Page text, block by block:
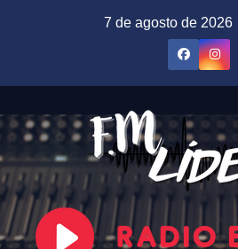
7 de agosto de 2026